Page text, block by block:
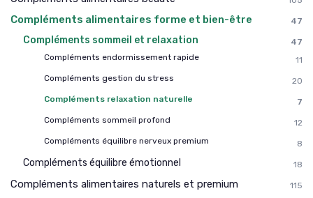
Compléments alimentaires forme et bien-être 47
Compléments sommeil et relaxation
47
Compléments endormissement rapide
11
Compléments gestion du stress
20
Compléments relaxation naturelle
7
Compléments sommeil profond
12
Compléments équilibre nerveux premium
8
Compléments équilibre émotionnel 18
Compléments alimentaires naturels et premium 115